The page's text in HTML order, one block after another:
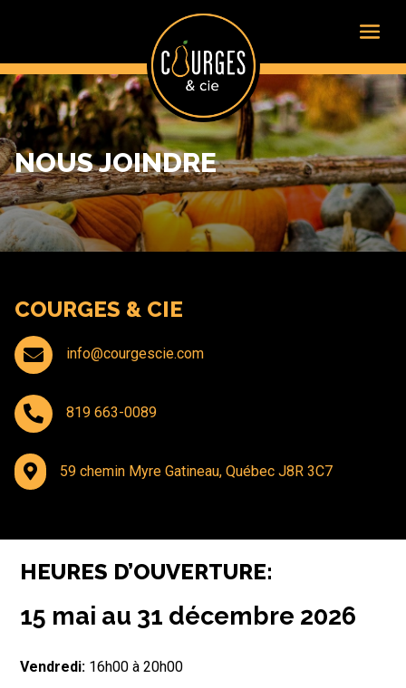
NOUS JOINDRE
COURGES & CIE
 info@courgescie.com
 819 663-0089
 59 chemin Myre Gatineau, Québec J8R 3C7
HEURES D’OUVERTURE:
15 mai au 31 décembre 2026
Vendredi: 16h00 à 20h00